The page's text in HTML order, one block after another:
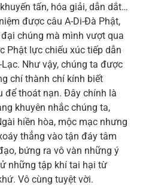
tấn, hóa giải, dẫn dắt…
được câu A-Di-Đà Phật,
chúng mà mình vượt qua
Phật lực chiếu xúc tiếp dẫn
Như vậy, chúng ta được
chí thành chí kính biết
để thoát nạn. Đây chính là
khuyên nhắc chúng ta,
hiền hòa, mộc mạc nhưng
thẳng vào tận đáy tâm
bứng ra vô vàn những ý
những tập khí tai hại từ
Vô cùng tuyệt vời.